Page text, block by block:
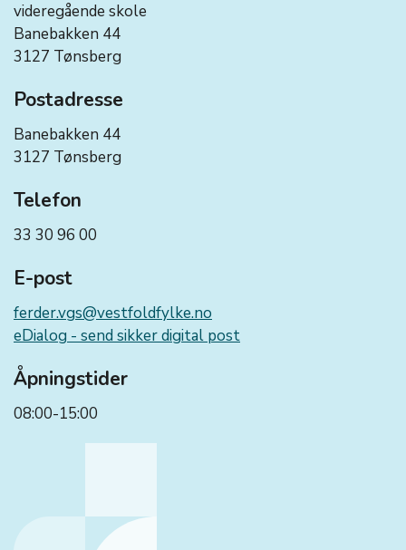
videregående skole
Banebakken 44
3127 Tønsberg
Postadresse
Banebakken 44
3127 Tønsberg
Telefon
33 30 96 00
E-post
ferder.vgs@vestfoldfylke.no
eDialog - send sikker digital post
Åpningstider
08:00-15:00